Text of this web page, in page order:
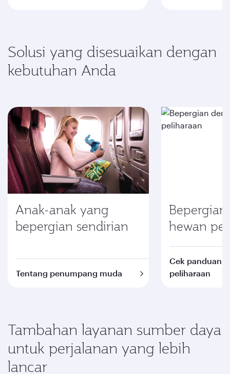
Solusi yang disesuaikan dengan
kebutuhan Anda
Anak-anak yang
bepergian sendirian
Tentang penumpang muda
hewan
Cek panduan
peliharaan
Tambahan layanan sumber daya
untuk perjalanan yang lebih
lancar